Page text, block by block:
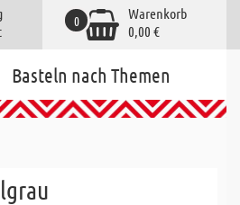
Warenkorb
0,00 €
0
Basteln nach Themen